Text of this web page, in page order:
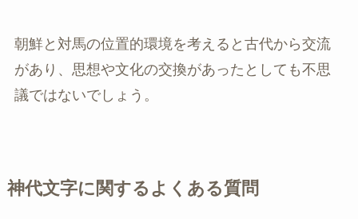
朝鮮と対馬の位置的環境を考えると古代から交流
があり、思想や文化の交換があったとしても不思
議ではないでしょう。
神代文字に関するよくある質問